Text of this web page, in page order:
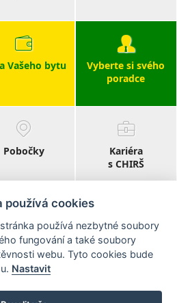
Vašeho bytu
Vyberte si svého
poradce
Pobočky
Kariéra
s CHIRŠ
používá cookies
používá nezbytné soubory
fungování a také soubory
webu. Tyto cookies bude
Nastavit